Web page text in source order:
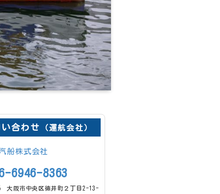
合わせ （運航会社）
船株式会社
6946-8363
大阪市中央区徳井町２丁目2-13-